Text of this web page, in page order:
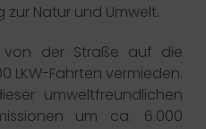
zur Natur und Umwelt.
von der Straße auf die
LKW-Fahrten vermieden.
umweltfreundlichen
um ca. 6.000